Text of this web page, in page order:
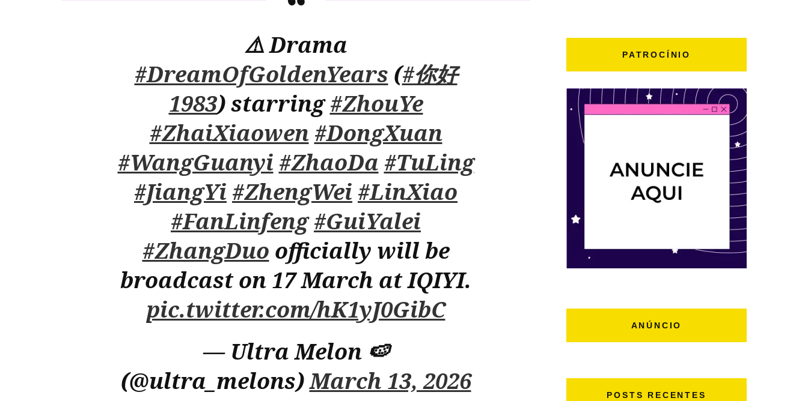
⚠️ Drama
#DreamOfGoldenYears (#你好
1983) starring#ZhouYe
#ZhaiXiaowen #DongXuan
#WangGuanyi #ZhaoDa #TuLing
#JiangYi #ZhengWei #LinXiao
#FanLinfeng #GuiYalei
#ZhangDuo officially will be
broadcast on 17 March at IQIYI.
pic.twitter.com/hK1yJ0GibC
— Ultra Melon 🍉
(@ultra_melons)March 13, 2026
PATROCÍNIO
ANÚNCIO
POSTS RECENTES